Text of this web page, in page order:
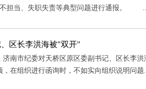
不担当、失职失责等典型问题进行通报。
区长李洪海被"双开"
南市纪委对天桥区原区委副书记、区长李
在组织进行函询时，不如实向组织说明问题